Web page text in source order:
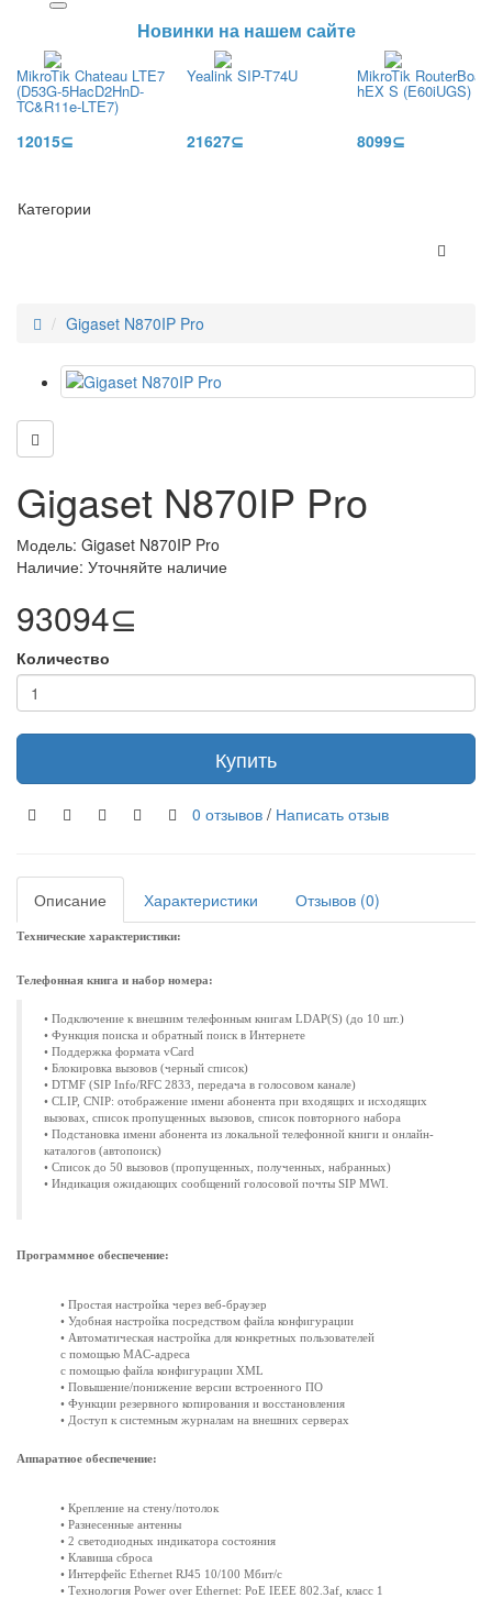
Новинки на нашем сайте
MikroTik Chateau LTE7
(D53G-5HacD2HnD-
TC&R11e-LTE7)
12015⊆
Yealink SIP-T74U
21627⊆
MikroTik
hEX S (E60iUGS)
8099⊆
Категории
Gigaset N870IP Pro
Gigaset N870IP Pro
Модель: Gigaset N870IP Pro
Наличие: Уточняйте наличие
93094⊆
Количество
Купить
0 отзывов / Написать отзыв
Описание Характеристики Отзывов (0)
Технические характеристики:
Телефонная книга и набор номера:
• Подключение к внешним телефонным книгам LDAP(S) (до 10 шт.)
• Функция поиска и обратный поиск в Интернете
• Поддержка формата vCard
• Блокировка вызовов (черный список)
• DTMF (SIP Info/RFC 2833, передача в голосовом канале)
• CLIP, CNIP: отображение имени абонента при входящих и исходящих
вызовах, список пропущенных вызовов, список повторного набора
• Подстановка имени абонента из локальной телефонной книги и онлайн-
каталогов (автопоиск)
• Список до 50 вызовов (пропущенных, полученных, набранных)
• Индикация ожидающих сообщений голосовой почты SIP MWI.
Программное обеспечение:
• Простая настройка через веб-браузер
• Удобная настройка посредством файла конфигурации
• Автоматическая настройка для конкретных пользователей
с помощью MAC-адреса
с помощью файла конфигурации XML
• Повышение/понижение версии встроенного ПО
• Функции резервного копирования и восстановления
• Доступ к системным журналам на внешних серверах
Аппаратное обеспечение:
• Крепление на стену/потолок
• Разнесенные антенны
• 2 светодиодных индикатора состояния
• Клавиша сброса
• Интерфейс Ethernet RJ45 10/100 Мбит/с
• Технология Power over Ethernet: PoE IEEE 802.3af, класс 1